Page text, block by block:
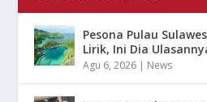
Pesona Pulau
Lirik, Ini Dia
Agu 6, 2026 | News